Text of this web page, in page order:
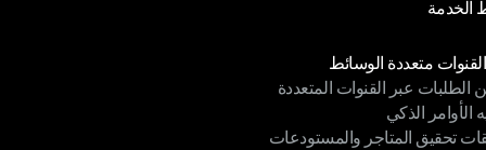
الخصوصية
القنوات متعددة الوسائط
متعددة الوسائط
الطلبات عبر القنوات المتعددة
الطلبات عبر القنوات المتعددة
الأوامر الذكي
الأوامر الذكي
تحقيق المتاجر والمستودعات